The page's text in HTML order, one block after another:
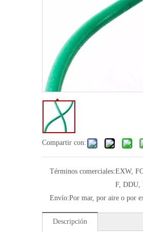
Compartir con:
Términos comerciales:EXW,
F, DDU,
Envío:Por mar, por aire o por
Descripción